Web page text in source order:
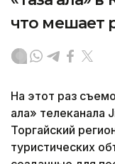
что мешает
На этот раз
қала»
Торгайский
туристических